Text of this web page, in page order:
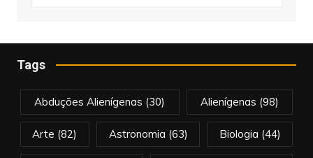
Tags
Abduções Alienígenas (30) Alienígenas (98)
Arte (82) Astronomia (63) Biologia (44)